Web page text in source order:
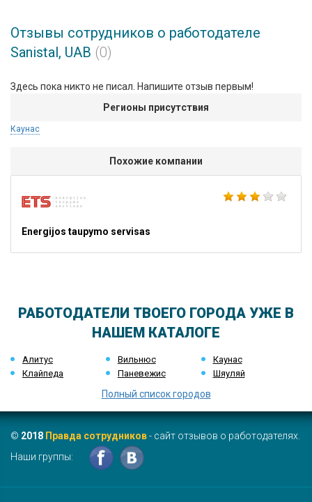
Отзывы сотрудников о работодателе
Sanistal, UAB (0)
Здесь пока никто не писал. Напишите отзыв первым!
Регионы присутствия
Каунас
Похожие компании
Energijos taupymo servisas
РАБОТОДАТЕЛИ ТВОЕГО ГОРОДА УЖЕ В
НАШЕМ КАТАЛОГЕ
Алитус Вильнюс
Каунас
Клайпеда
Паневежис Шяуляй
Полный список городов
© 2018 Правда сотрудников- сайт отзывов о работодателях.
Наши группы: